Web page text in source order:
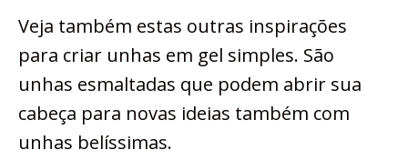
Veja também estas outras inspirações
para criar unhas em gel simples. São
unhas esmaltadas que podem abrir sua
cabeça para novas ideias também com
unhas belíssimas.